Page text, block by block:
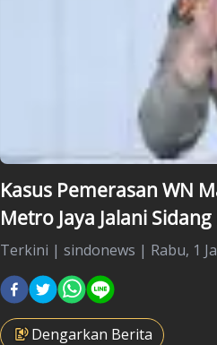
Kasus Pemerasan WN
Metro Jaya Jalani
Terkini | sindonews | Rabu, 1
Dengarkan Berita